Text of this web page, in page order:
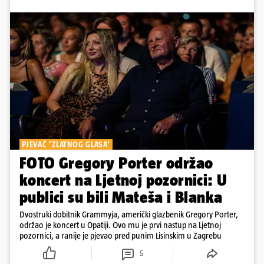
PJEVAČ 'ZLATNOG GLASA'
FOTO Gregory Porter održao
koncert na Ljetnoj pozornici: U
publici su bili Mateša i Blanka
Dvostruki dobitnik Grammyja, američki glazbenik Gregory Porter,
održao je koncert u Opatiji. Ovo mu je prvi nastup na Ljetnoj
pozornici, a ranije je pjevao pred punim Lisinskim u Zagrebu
5